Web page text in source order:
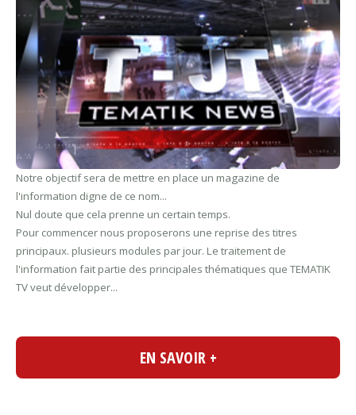
Notre objectif sera de mettre en place un magazine de
l'information digne de ce nom...
Nul doute que cela prenne un certain temps.
Pour commencer nous proposerons une reprise des titres
principaux. plusieurs modules par jour. Le traitement de
l'information fait partie des principales thématiques que TEMATIK
TV veut développer...
EN SAVOIR +